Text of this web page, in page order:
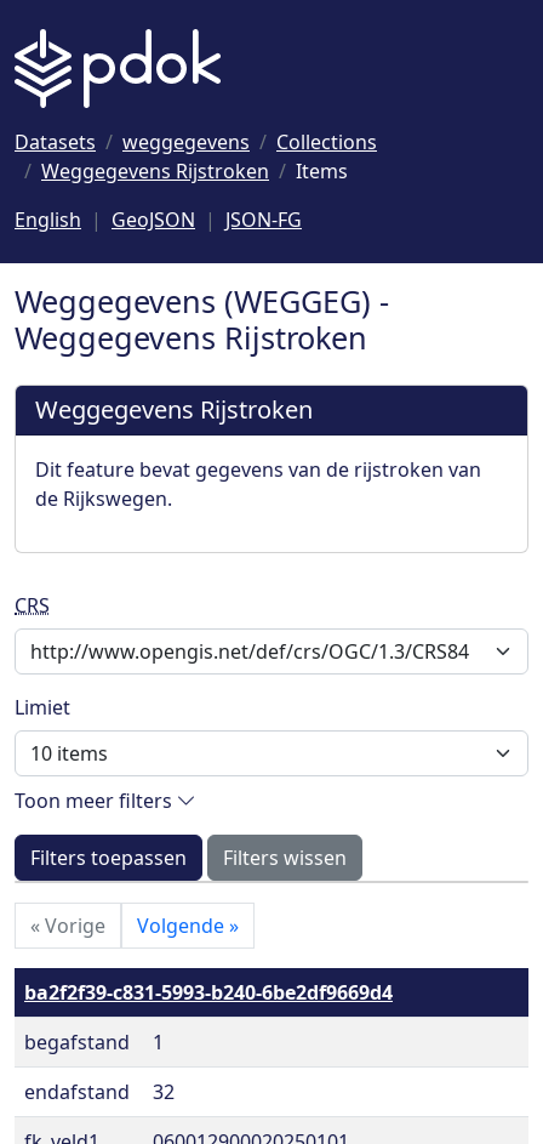
Datasets weggegevens
Collections
Weggegevens Rijstroken
Items
English
GeoJSON JSON-FG
Weggegevens (WEGGEG) -
Weggegevens Rijstroken
Weggegevens Rijstroken
Dit feature bevat gegevens van de rijstroken van
de Rijkswegen.
CRS
Limiet
Toon meer filters
Filters toepassen Filters wissen
«Vorige Volgende»
ba2f2f39-c831-5993-b240-6be2df9669d4
begafstand
1
endafstand
32